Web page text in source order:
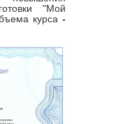
"Мой
курса -